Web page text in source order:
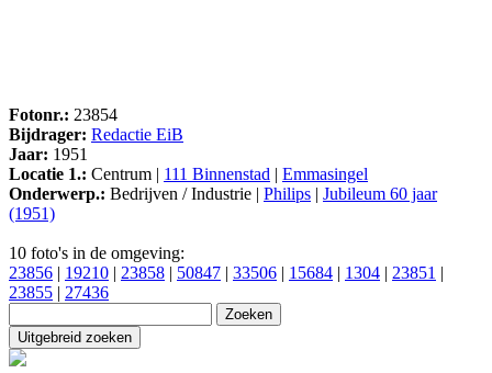
Fotonr.: 23854
Bijdrager: Redactie EiB
Jaar: 1951
Locatie 1.: Centrum | 111 Binnenstad | Emmasingel
Onderwerp.: Bedrijven / Industrie | Philips | Jubileum 60 jaar
(1951)
10 foto's in de omgeving:
23856 | 19210 | 23858 | 50847 | 33506 | 15684 | 1304 | 23851 |
23855 | 27436